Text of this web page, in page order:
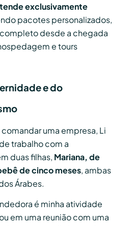
exclusivamente
pacotes personalizados,
desde a chegada
e tours
e do
uma empresa, Li
trabalho com a
duas filhas, Mariana, de
de cinco meses, ambas
Árabes.
é minha atividade
em uma reunião com uma